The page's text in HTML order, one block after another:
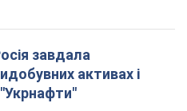
завдала
активах і